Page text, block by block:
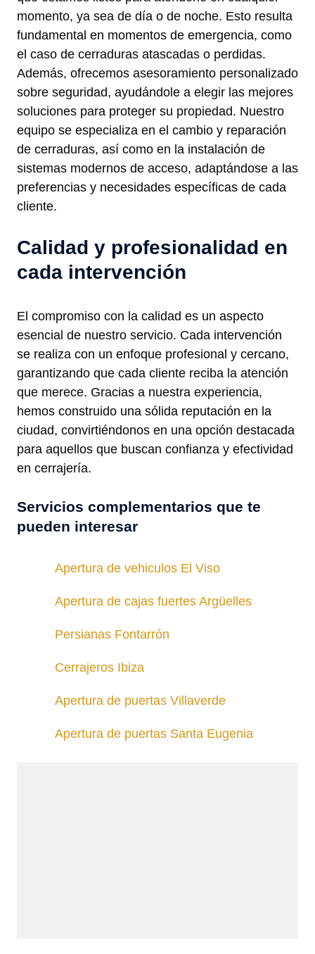
momento, ya sea de día o de noche. Esto resulta
fundamental en momentos de emergencia, como
el caso de cerraduras atascadas o perdidas.
Además, ofrecemos asesoramiento personalizado
sobre seguridad, ayudándole a elegir las mejores
soluciones para proteger su propiedad. Nuestro
equipo se especializa en el cambio y reparación
de cerraduras, así como en la instalación de
sistemas modernos de acceso, adaptándose a las
preferencias y necesidades específicas de cada
cliente.
Calidad y profesionalidad en
cada intervención
El compromiso con la calidad es un aspecto
esencial de nuestro servicio. Cada intervención
se realiza con un enfoque profesional y cercano,
garantizando que cada cliente reciba la atención
que merece. Gracias a nuestra experiencia,
hemos construido una sólida reputación en la
ciudad, convirtiéndonos en una opción destacada
para aquellos que buscan confianza y efectividad
en cerrajería.
Servicios complementarios que te
pueden interesar
Apertura de vehiculos El Viso
Apertura de cajas fuertes Argüelles
Persianas Fontarrón
Cerrajeros Ibiza
Apertura de puertas Villaverde
Apertura de puertas Santa Eugenia